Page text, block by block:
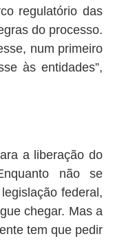
regulatório das
do processo.
num primeiro
às entidades”,
a liberação do
não se
federal,
chegar. Mas a
tem que pedir